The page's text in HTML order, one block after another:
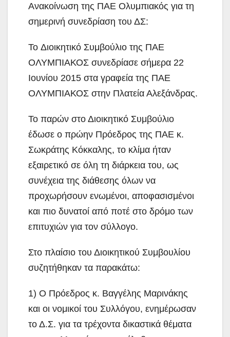
Ανακοίνωση της ΠΑΕ Ολυμπιακός για τη
σημερινή συνεδρίαση του ΔΣ:
To Διοικητικό Συμβούλιο της ΠΑΕ
ΟΛΥΜΠΙΑΚΟΣ συνεδρίασε σήμερα 22
Ιουνίου 2015 στα γραφεία της ΠΑΕ
ΟΛΥΜΠΙΑΚΟΣ στην Πλατεία Αλεξάνδρας.
Το παρών στο Διοικητικό Συμβούλιο
έδωσε ο πρώην Πρόεδρος της ΠΑΕ κ.
Σωκράτης Κόκκαλης, το κλίμα ήταν
εξαιρετικό σε όλη τη διάρκεια του, ως
συνέχεια της διάθεσης όλων να
προχωρήσουν ενωμένοι, αποφασισμένοι
και πιο δυνατοί από ποτέ στο δρόμο των
επιτυχιών για τον σύλλογο.
Στο πλαίσιο του Διοικητικού Συμβουλίου
συζητήθηκαν τα παρακάτω:
1) Ο Πρόεδρος κ. Βαγγέλης Μαρινάκης
και οι νομικοί του Συλλόγου, ενημέρωσαν
το Δ.Σ. για τα τρέχοντα δικαστικά θέματα